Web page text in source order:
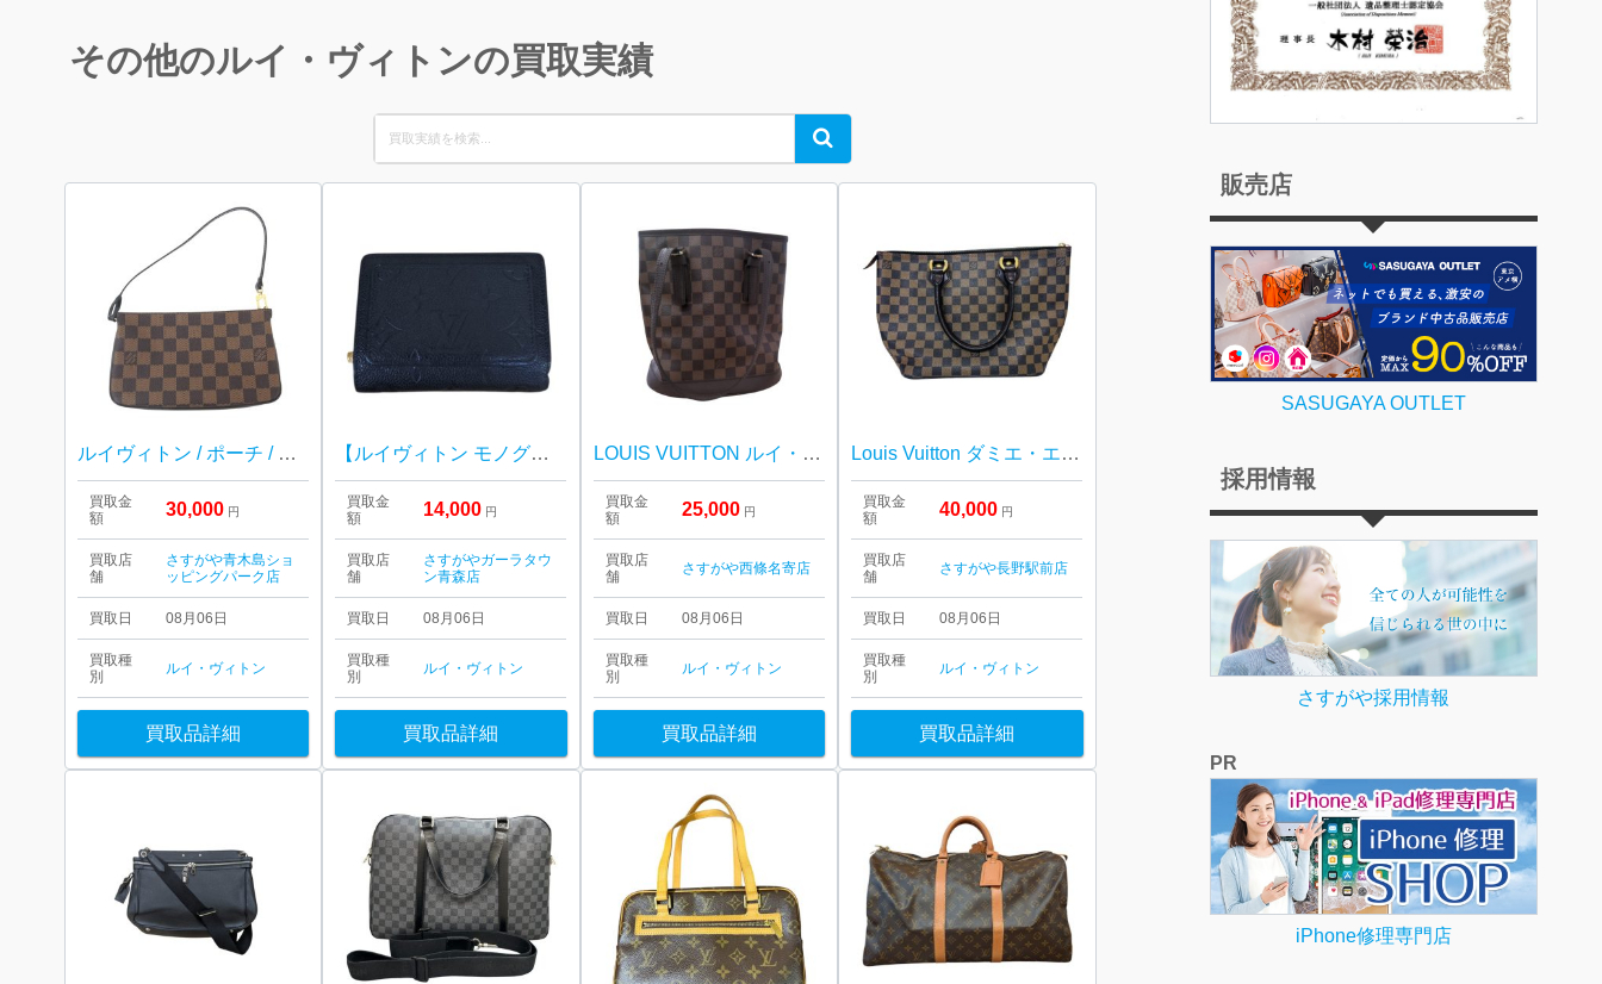
その他のルイ・ヴィトンの買取実績
Search
for:
Search
ルイヴィトン / ポーチ / ダミエ
買取金
額
30,000 円
買取店
舗
さすがや青木島ショ
ッピングパーク店
買取日 08月06日
買取種
別
ルイ・ヴィトン
買取品詳細
【ルイヴィトン モノグラム・アンプラント ポルトフォイユ・クレア】
買取金
額
14,000 円
買取店
舗
さすがやガーラタウ
ン青森店
買取日 08月06日
買取種
別
ルイ・ヴィトン
買取品詳細
LOUIS VUITTON ルイ・ヴィトン ダミエ マレ N42240
買取金
額
25,000 円
買取店
舗
さすがや西條名寄店
買取日 08月06日
買取種
別
ルイ・ヴィトン
買取品詳細
Louis Vuitton ダミエ・エベヌ・サレヤ PMトートバッグ
買取金
額
40,000 円
買取店
舗
さすがや長野駅前店
買取日 08月06日
買取種
別
ルイ・ヴィトン
買取品詳細
販売店
SASUGAYA OUTLET
採用情報
さすがや採用情報
PR
iPhone修理専門店